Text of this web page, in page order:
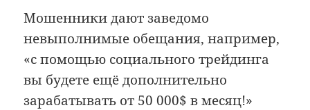
Мошенники дают заведомо
невыполнимые обещания, например,
«с помощью социального трейдинга
вы будете ещё дополнительно
зарабатывать от 50 000$ в месяц!»